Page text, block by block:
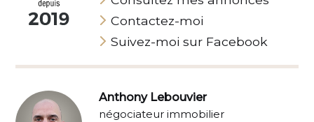
Contactez-moi
Suivez-moi sur Facebook
Anthony Lebouvier
négociateur immobilier